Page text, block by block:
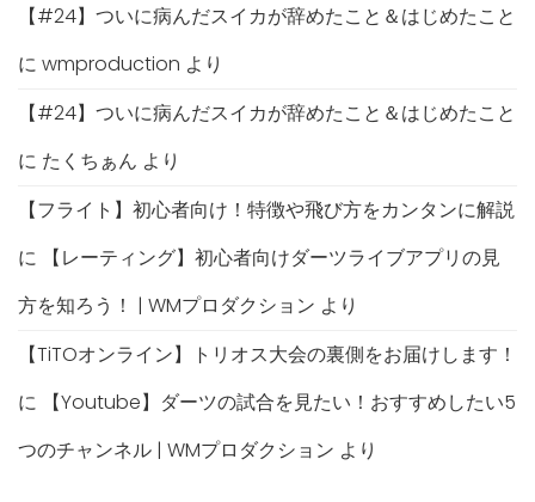
【#24】ついに病んだスイカが辞めたこと＆はじめたこと
に wmproduction より
【#24】ついに病んだスイカが辞めたこと＆はじめたこと
に たくちぁん より
【フライト】初心者向け！特徴や飛び方をカンタンに解説
に
【レーティング】初心者向けダーツライブアプリの見
方を知ろう！ | WMプロダクション より
【TiTOオンライン】トリオス大会の裏側をお届けします！
に
【Youtube】ダーツの試合を見たい！おすすめしたい5
つのチャンネル | WMプロダクション より